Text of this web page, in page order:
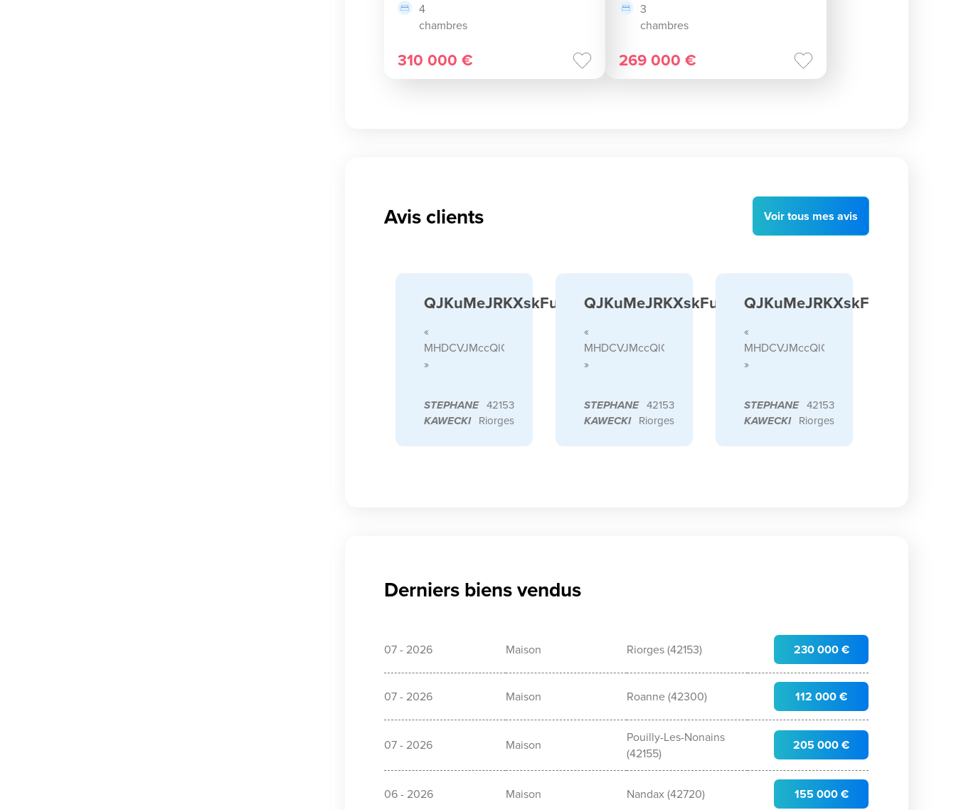
4
chambres
310 000 €
3
chambres
269 000 €
Avis clients Voirtous mes avis
QJKuMeJRKXskFuBi
«
MHDCVJMccQlGfqKUMbya
»
STEPHANE
KAWECKI
42153
Riorges
QJKuMeJRKXskFuBi
«
MHDCVJMccQlGfqKUMbya
»
STEPHANE
KAWECKI
42153
Riorges
QJKuMeJRKXskFuBi
«
MHDCVJMccQlGfqKUMbya
»
STEPHANE
KAWECKI
42153
Riorges
Derniers biens vendus
07 - 2026 Maison Riorges (42153) 230 000 €
07 - 2026 Maison Roanne (42300) 112 000 €
07 - 2026 Maison
Pouilly-Les-Nonains
(42155)
205 000 €
06 - 2026 Maison Nandax (42720) 155 000 €